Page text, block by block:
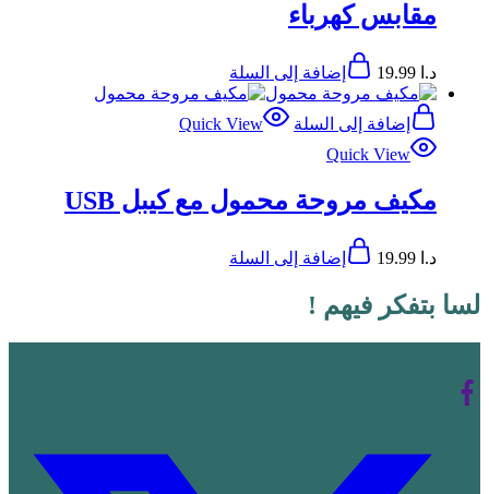
مقابس كهرباء
د.ا إضافة إلى السلة
إضافة إلى السلة
Quick View
Quick View
مكيف مروحة محمول مع كيبل USB
د.ا إضافة إلى السلة
لسا بتفكر فيهم !